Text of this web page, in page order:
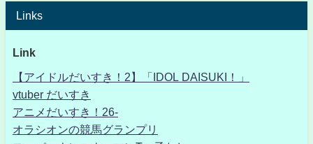
Links
Link
【アイドルだいすき！2】「IDOL DAISUKI！」
vtuber だいすき
アニメだいすき！26-
オラシオンの競馬グランプリ